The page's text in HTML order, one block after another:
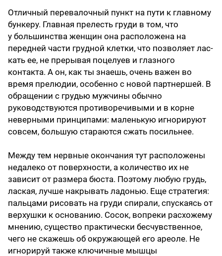
Отличный перевалочный пункт на пути к главному
бункеру. Главная прелесть груди в том, что
у большинства женщин она расположена на
передней части грудной клетки, что позволяет лас­
кать ее, не прерывая поцелуев и глазного
контакта. А он, как ты знаешь, очень важен во
время прелюдии, особенно с новой парт­нершей. В
обращении с грудью мужчины обычно
руководствуются противоречивыми и в корне
неверными принципами: маленькую игнорируют
совсем, большую стараются сжать посильнее.
Между тем нервные окончания тут расположены
недалеко от поверхности, а количество их не
зависит от размера бюста. Поэтому любую грудь,
лаская, лучше накрывать ладонью. Еще стратегия:
пальцами рисовать на груди спирали, спускаясь от
верхушки к основанию. Сосок, вопреки расхожему
мнению, существо практически бесчувственное,
чего не скажешь об окружающей его ареоле. Не
игнорируй также ключичные мышцы